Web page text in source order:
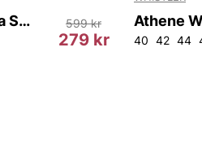
Rmwpapaya Ss Blouse
279 kr
599 kr
40 42 44